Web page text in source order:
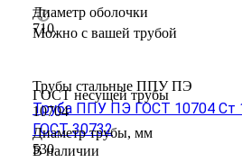
Диаметр оболочки
710
ГОСТ несущей трубы
10704
Диаметр трубы, мм
530
Можно с вашей трубой
Трубы стальные ППУ ПЭ
Труба ППУ ПЭ ГОСТ 10704 Ст
ГОСТ 30732
В наличии